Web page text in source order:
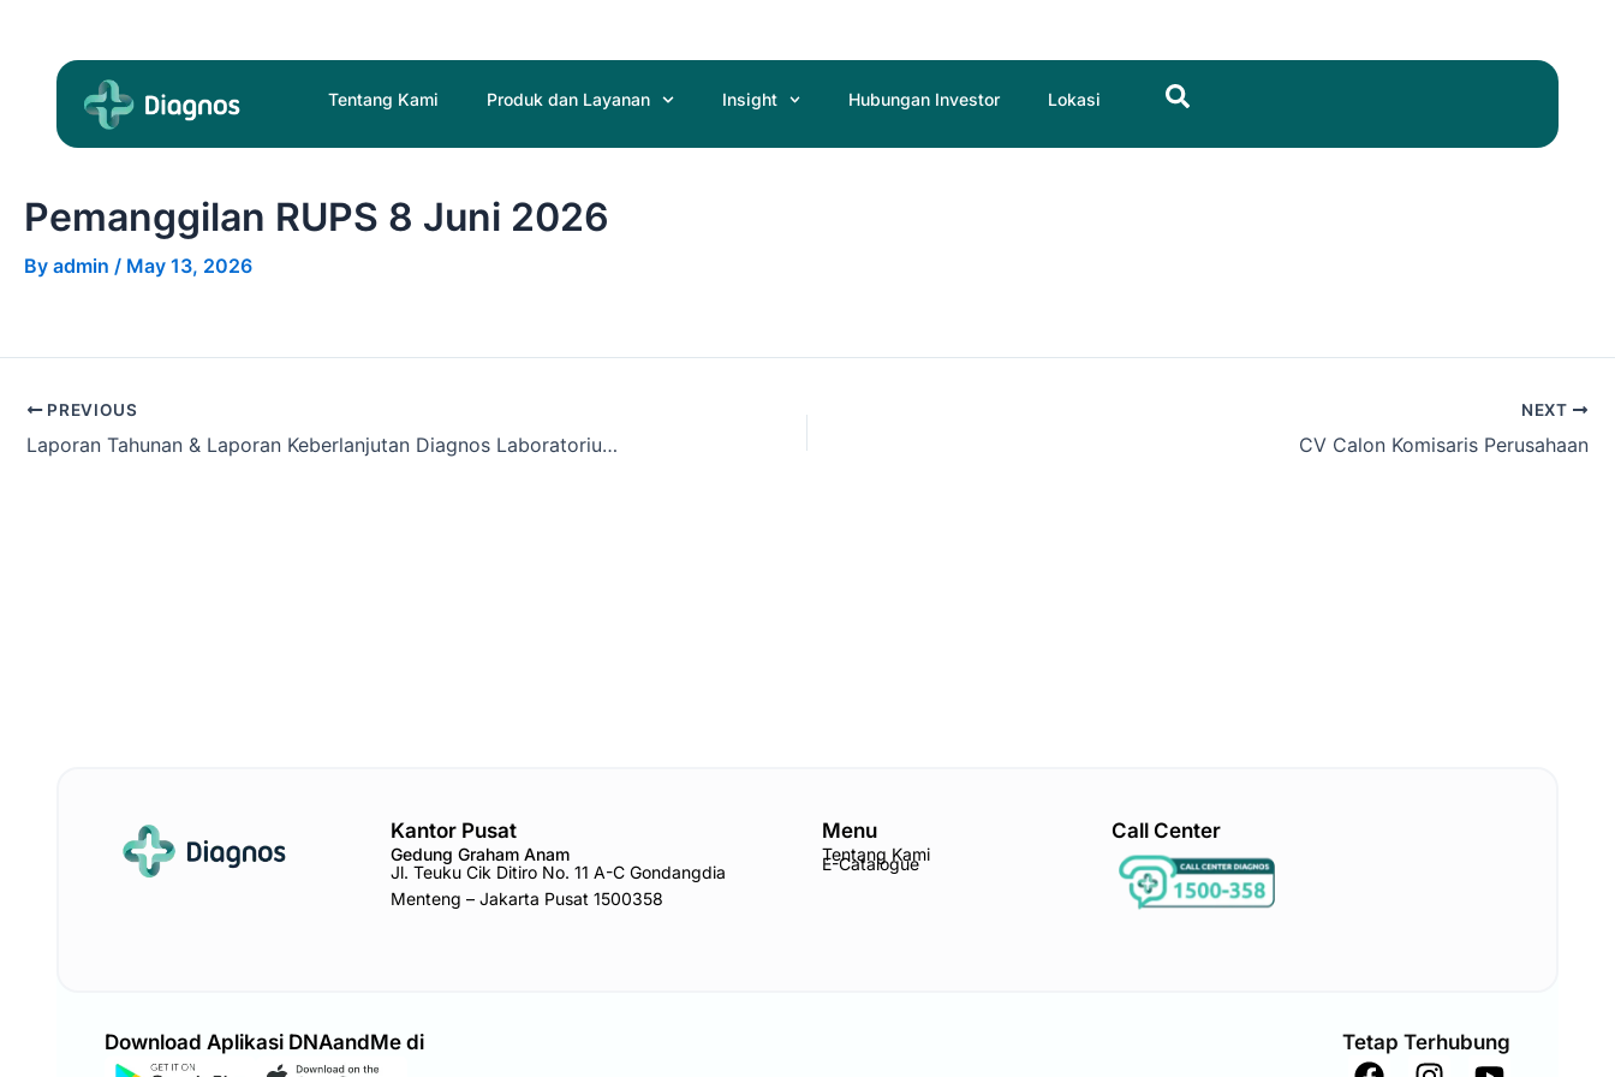
content
Tentang Kami Produk dan Layanan Insight Hubungan Investor Lokasi
Pemanggilan RUPS 8 Juni 2026
By admin / May 13, 2026
PREVIOUS
Laporan Tahunan & Laporan Keberlanjutan Diagnos Laboratorium Utama 2025
NEXT
CV Calon Komisaris Perusahaan
Kantor Pusat
Gedung Graham Anam
Jl. Teuku Cik Ditiro No. 11 A-C Gondangdia
Menteng – Jakarta Pusat 1500358
Menu
Tentang Kami
E-Catalogue
Call Center
Download Aplikasi DNAandMe di Tetap Terhubung
F I Y